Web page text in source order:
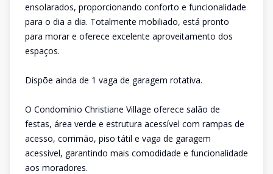
ensolarados, proporcionando conforto e funcionalidade
para o dia a dia. Totalmente mobiliado, está pronto
para morar e oferece excelente aproveitamento dos
espaços.
Dispõe ainda de 1 vaga de garagem rotativa.
O Condomínio Christiane Village oferece salão de
festas, área verde e estrutura acessível com rampas de
acesso, corrimão, piso tátil e vaga de garagem
acessível, garantindo mais comodidade e funcionalidade
aos moradores.